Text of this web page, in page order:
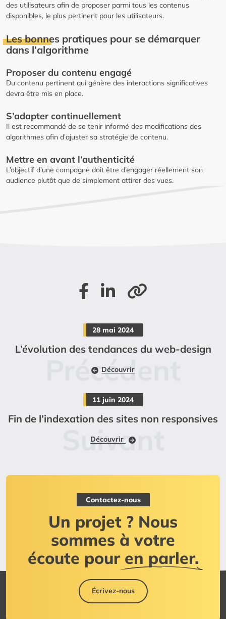
des utilisateurs afin de proposer parmi tous les contenus
disponibles, le plus pertinent pour les utilisateurs.
Les bonnes pratiques pour se démarquer
dans l’algorithme
Proposer du contenu engagé
Du contenu pertinent qui génère des interactions significatives
devra être mis en place.
S’adapter continuellement
Il est recommandé de se tenir informé des modifications des
algorithmes afin d’ajuster sa stratégie de contenu.
Mettre en avant l’authenticité
L’objectif d’une campagne doit être d’engager réellement son
audience plutôt que de simplement attirer des vues.
Partager sur Facebook
Partager sur LinkedIn
28 mai 2024
L’évolution des tendances du web-design
Découvrir
11 juin 2024
Fin de l’indexation des sites non responsives
Découvrir
Contactez-nous
Un projet ? Nous
sommes à votre
écoute pour en parler.
Écrivez-nous